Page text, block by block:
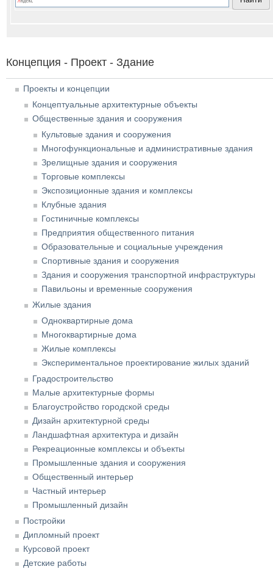
Концепция - Проект - Здание
Проекты и концепции
Концептуальные архитектурные объекты
Общественные здания и сооружения
Культовые здания и сооружения
Многофункциональные и административные здания
Зрелищные здания и сооружения
Торговые комплексы
Экспозиционные здания и комплексы
Клубные здания
Гостиничные комплексы
Предприятия общественного питания
Образовательные и социальные учреждения
Спортивные здания и сооружения
Здания и сооружения транспортной инфраструктуры
Павильоны и временные сооружения
Жилые здания
Одноквартирные дома
Многоквартирные дома
Жилые комплексы
Экспериментальное проектирование жилых зданий
Градостроительство
Малые архитектурные формы
Благоустройство городской среды
Дизайн архитектурной среды
Ландшафтная архитектура и дизайн
Рекреационные комплексы и объекты
Промышленные здания и сооружения
Общественный интерьер
Частный интерьер
Промышленный дизайн
Постройки
Дипломный проект
Курсовой проект
Детские работы